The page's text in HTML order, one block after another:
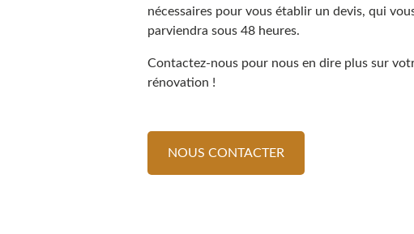
nécessaires pour vous établir un devis, qui
parviendra sous 48 heures.
Contactez-nous pour nous en dire plus sur
rénovation !
NOUS CONTACTER